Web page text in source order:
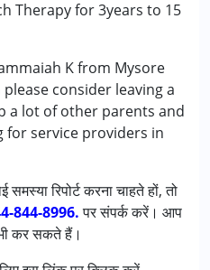
Therapy for 3years to 15
K from Mysore
consider leaving a
a lot of other parents and
for service providers in
रिपोर्ट करना चाहते हों, तो
844-8996.पर संपर्क करें। आप
कर सकते हैं।
,13 - 17 years